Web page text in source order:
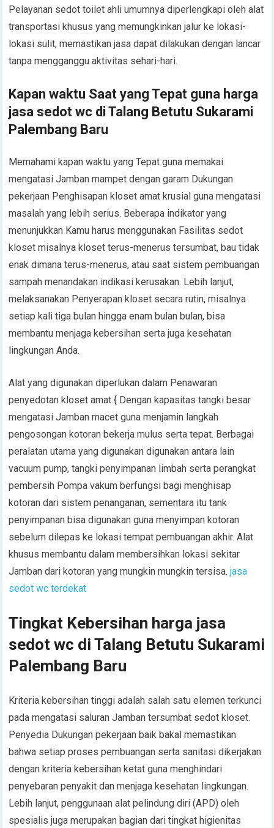
Pelayanan sedot toilet ahli umumnya diperlengkapi oleh alat
transportasi khusus yang memungkinkan jalur ke lokasi-
lokasi sulit, memastikan jasa dapat dilakukan dengan lancar
tanpa mengganggu aktivitas sehari-hari.
Kapan waktu Saat yang Tepat guna harga
jasa sedot wc di Talang Betutu Sukarami
Palembang Baru
Memahami kapan waktu yang Tepat guna memakai
mengatasi Jamban mampet dengan garam Dukungan
pekerjaan Penghisapan kloset amat krusial guna mengatasi
masalah yang lebih serius. Beberapa indikator yang
menunjukkan Kamu harus menggunakan Fasilitas sedot
kloset misalnya kloset terus-menerus tersumbat, bau tidak
enak dimana terus-menerus, atau saat sistem pembuangan
sampah menandakan indikasi kerusakan. Lebih lanjut,
melaksanakan Penyerapan kloset secara rutin, misalnya
setiap kali tiga bulan hingga enam bulan bulan, bisa
membantu menjaga kebersihan serta juga kesehatan
lingkungan Anda.
Alat yang digunakan diperlukan dalam Penawaran
penyedotan kloset amat { Dengan kapasitas tangki besar
mengatasi Jamban macet guna menjamin langkah
pengosongan kotoran bekerja mulus serta tepat. Berbagai
peralatan utama yang digunakan digunakan antara lain
vacuum pump, tangki penyimpanan limbah serta perangkat
pembersih Pompa vakum berfungsi bagi menghisap
kotoran dari sistem penanganan, sementara itu tank
penyimpanan bisa digunakan guna menyimpan kotoran
sebelum dilepas ke lokasi tempat pembuangan akhir. Alat
khusus membantu dalam membersihkan lokasi sekitar
Jamban dari kotoran yang mungkin mungkin tersisa.jasa
sedot wc terdekat
Tingkat Kebersihan harga jasa
sedot wc di Talang Betutu Sukarami
Palembang Baru
Kriteria kebersihan tinggi adalah salah satu elemen terkunci
pada mengatasi saluran Jamban tersumbat sedot kloset.
Penyedia Dukungan pekerjaan baik bakal memastikan
bahwa setiap proses pembuangan serta sanitasi dikerjakan
dengan kriteria kebersihan ketat guna menghindari
penyebaran penyakit dan menjaga kesehatan lingkungan.
Lebih lanjut, penggunaan alat pelindung diri (APD) oleh
spesialis juga merupakan bagian dari tingkat higienitas